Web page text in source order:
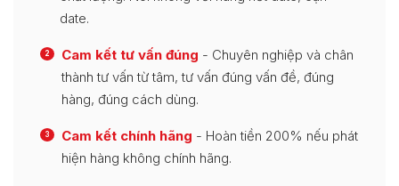
date.
2 Cam kết tư vấn đúng - Chuyên nghiệp và chân
thành tư vấn từ tâm, tư vấn đúng vấn đề, đúng
hàng, đúng cách dùng.
3 Cam kết chính hãng - Hoàn tiền 200% nếu phát
hiện hàng không chính hãng.